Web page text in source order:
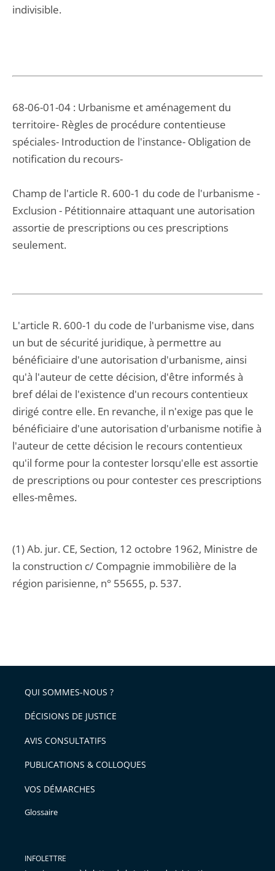
indivisible.
68-06-01-04 : Urbanisme et aménagement du
territoire- Règles de procédure contentieuse
spéciales- Introduction de l'instance- Obligation de
notification du recours-
Champ de l'article R. 600-1 du code de l'urbanisme -
Exclusion - Pétitionnaire attaquant une autorisation
assortie de prescriptions ou ces prescriptions
seulement.
L'article R. 600-1 du code de l'urbanisme vise, dans
un but de sécurité juridique, à permettre au
bénéficiaire d'une autorisation d'urbanisme, ainsi
qu'à l'auteur de cette décision, d'être informés à
bref délai de l'existence d'un recours contentieux
dirigé contre elle. En revanche, il n'exige pas que le
bénéficiaire d'une autorisation d'urbanisme notifie à
l'auteur de cette décision le recours contentieux
qu'il forme pour la contester lorsqu'elle est assortie
de prescriptions ou pour contester ces prescriptions
elles-mêmes.
(1) Ab. jur. CE, Section, 12 octobre 1962, Ministre de
la construction c/ Compagnie immobilière de la
région parisienne, n° 55655, p. 537.
QUI SOMMES-NOUS ?
DÉCISIONS DE JUSTICE
AVIS CONSULTATIFS
PUBLICATIONS & COLLOQUES
VOS DÉMARCHES
Glossaire
INFOLETTRE